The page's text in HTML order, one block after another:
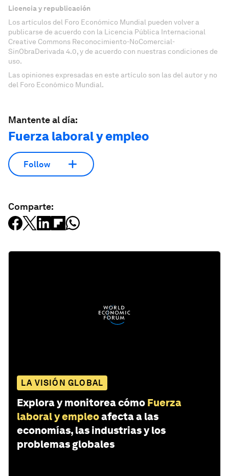
Licencia y republicación
Los artículos del Foro Económico Mundial pueden volver a
publicarse de acuerdo con la Licencia Pública Internacional
Creative Commons Reconocimiento-NoComercial-
SinObraDerivada 4.0, y de acuerdo con nuestras condiciones de
uso.
Las opiniones expresadas en este artículo son las del autor y no
del Foro Económico Mundial.
Mantente al día:
Fuerza laboral y empleo
Follow
Comparte:
LA VISIÓN GLOBAL
Explora y monitorea cómo Fuerza
laboral y empleoafecta a las
economías, las industrias y los
problemas globales